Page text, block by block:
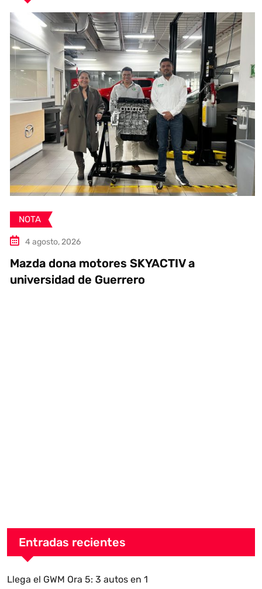
NOTA
4 agosto, 2026
Mazda dona motores SKYACTIV a
universidad de Guerrero
Entradas recientes
Llega el GWM Ora 5: 3 autos en 1